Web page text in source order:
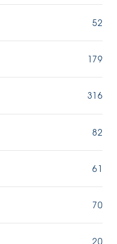
52
179
316
82
61
70
20